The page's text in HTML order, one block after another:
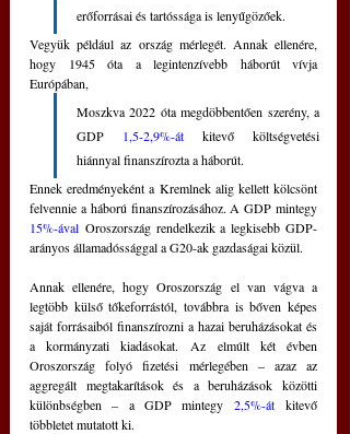
erőforrásai és tartóssága is lenyűgözőek.
Vegyük például az ország mérlegét. Annak ellenére,
hogy 1945 óta a legintenzívebb háborút vívja
Európában,
Moszkva 2022 óta megdöbbentően szerény, a
GDP
1,5-2,9%-át kitevő költségvetési
hiánnyal finanszírozta a háborút.
Ennek eredményeként a Kremlnek alig kellett kölcsönt
15%-ával Oroszország rendelkezik a legkisebb GDP-
arányos államadóssággal a G20-ak gazdaságai közül.
Annak ellenére, hogy Oroszország el van vágva a
legtöbb külső tőkeforrástól, továbbra is bőven képes
saját forrásaiból finanszírozni a hazai beruházásokat és
a kormányzati kiadásokat. Az elmúlt két évben
Oroszország folyó fizetési mérlegében ‒ azaz az
aggregált megtakarítások és a beruházások közötti
különbségben ‒ a GDP mintegy 2,5%-át kitevő
többletet mutatott ki.